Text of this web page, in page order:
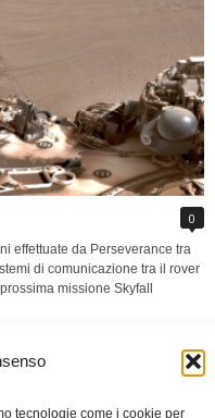
tecnologie come i cookie per
0
effettuate da Perseverance tra
di comunicazione tra il rover
missione Skyfall